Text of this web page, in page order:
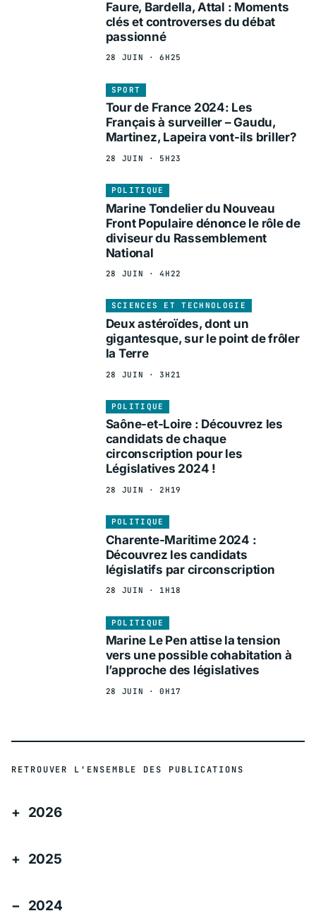
Faure, Bardella, Attal : Moments
clés et controverses du débat
passionné
28 JUIN · 6H25
SPORT
Tour de France 2024: Les
Français à surveiller – Gaudu,
Martinez, Lapeira vont-ils briller?
28 JUIN · 5H23
POLITIQUE
Marine Tondelier du Nouveau
Front Populaire dénonce le rôle de
diviseur du Rassemblement
National
28 JUIN · 4H22
SCIENCES ET TECHNOLOGIE
Deux astéroïdes, dont un
gigantesque, sur le point de frôler
la Terre
28 JUIN · 3H21
POLITIQUE
Saône-et-Loire : Découvrez les
candidats de chaque
circonscription pour les
Législatives 2024 !
28 JUIN · 2H19
POLITIQUE
Charente-Maritime 2024 :
Découvrez les candidats
législatifs par circonscription
28 JUIN · 1H18
POLITIQUE
Marine Le Pen attise la tension
vers une possible cohabitation à
l’approche des législatives
28 JUIN · 0H17
RETROUVER L'ENSEMBLE DES PUBLICATIONS
2026
2025
2024